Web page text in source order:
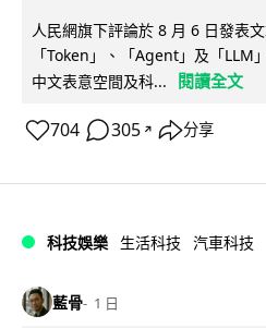
人民網旗下評論於 8 月 6 日發表
「Token」、「Agent」及「LLM
中文表意空間及科...
閱讀全文
704 305 ↗ 分享
科技娛樂 生活科技 汽車科技
藍骨 1 日